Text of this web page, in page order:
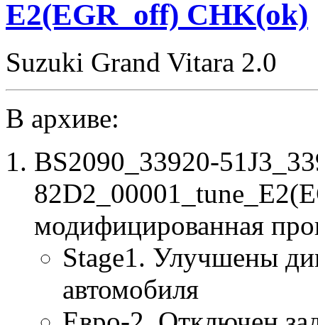
E2(EGR_off) CHK(ok)
Suzuki Grand Vitara 2.0
В архиве:
BS2090_33920-
модифицированная
Stage1. Улучшены
автомобиля